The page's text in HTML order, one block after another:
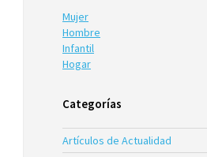
Mujer
Hombre
Infantil
Hogar
Categorías
Artículos de Actualidad